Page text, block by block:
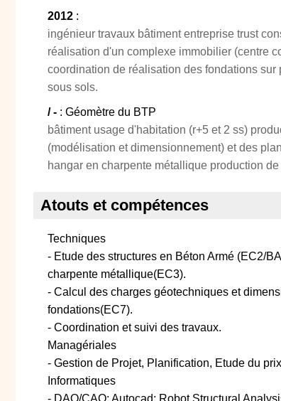
2012 :
ingénieur travaux bâtiment entreprise trust
réalisation d'un complexe immobilier (centre
coordination de réalisation des fondations
sous sols.
/ - : Géomètre du BTP
bâtiment usage d'habitation (r+5 et 2 ss)
(modélisation et dimensionnement) et des
hangar en charpente métallique production
Atouts et compétences
Techniques
- Etude des structures en Béton Armé (EC2/
charpente métallique(EC3).
- Calcul des charges géotechniques et
fondations(EC7).
- Coordination et suivi des travaux.
Managériales
- Gestion de Projet, Planification, Etude du
Informatiques
- DAO/CAO: Autocad; Robot Structural